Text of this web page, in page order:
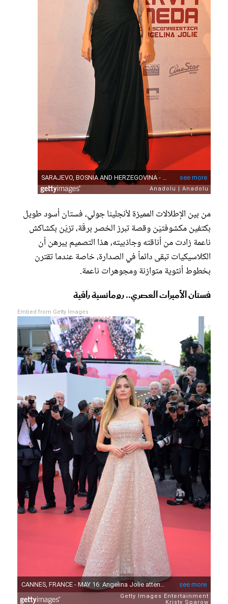
من بين الإطلالات المميزة لأنجلينا جولي، فستان أسود طويل
بكتفين مكشوفتيْن وقصة تبرز الخصر برقّة، تزيّن بكشاكش
ناعمة زادت من أناقته وجاذبيته، هذا التصميم يبرهن أن
الكلاسيكيات تبقى دائماً في الصدارة، خاصة عندما تقترن
بخطوط أنثوية متوازنة ومجوهرات ناعمة.
فستان الأميرات العصري.. رومانسية راقية
Embed from Getty Images